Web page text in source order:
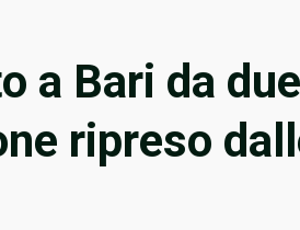
a Bari da
ripreso